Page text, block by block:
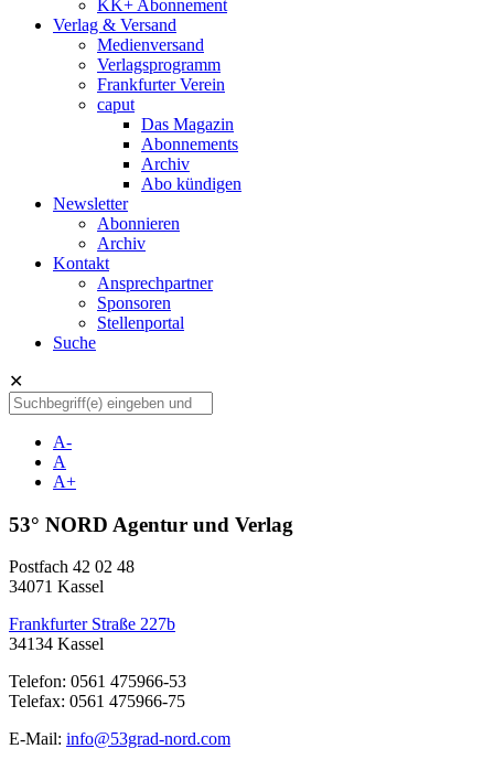
KK+ Abonnement
Verlag & Versand
Medienversand
Verlagsprogramm
Frankfurter Verein
caput
Das Magazin
Abonnements
Archiv
Abo kündigen
Newsletter
Abonnieren
Archiv
Kontakt
Ansprechpartner
Sponsoren
Stellenportal
Suche
✕
A-
A
A+
53° NORD Agentur und Verlag
Postfach 42 02 48
34071 Kassel
Frankfurter Straße 227b
34134 Kassel
Telefon: 0561 475966-53
Telefax: 0561 475966-75
E-Mail: info@53grad-nord.com